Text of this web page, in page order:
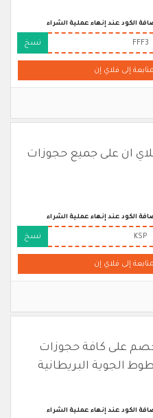
الكود عند إنهاء عملية الشراء
FFF3 نسخ
إلى فلاي إن
فلاي ان على جميع حجوزات
الكود عند إنهاء عملية الشراء
KSP نسخ
إلى فلاي إن
خصم على كافة حجوزات
الجوية البريطانية
الكود عند إنهاء عملية الشراء